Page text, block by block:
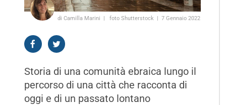
di Camilla Marini foto Shutterstock 7 Gennaio 2022
Storia di una comunità ebraica lungo il
percorso di una città che racconta di
oggi e di un passato lontano